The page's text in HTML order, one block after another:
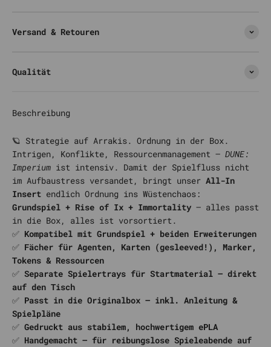
Versand & Retouren
Qualität
Beschreibung
🪐 Strategie auf Arrakis. Ordnung in der Box.
Intrigen, Konflikte, Ressourcenmanagement – DUNE:
Imperium ist intensiv. Damit der Spielfluss nicht
im Aufbaustress versandet, bringt unser All-In
Insert endlich Ordnung ins Wüstenchaos:
Grundspiel + Rise of Ix + Immortality – alles passt
in die Box, alles ist vorsortiert.
✅ Kompatibel mit Grundspiel + beiden Erweiterungen
✅ Fächer für Agenten, Karten (gesleeved!), Marker,
Tokens & Ressourcen
✅ Separate Spielertrays für Startmaterial – direkt
auf den Tisch
✅ Passt in die Originalbox – inkl. Anleitung &
Spielpläne
✅ Gedruckt aus stabilem, hochwertigem ePLA
✅ Handgemacht – für reibungslose Spieleabende auf